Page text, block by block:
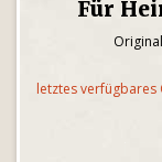
Für
letztes